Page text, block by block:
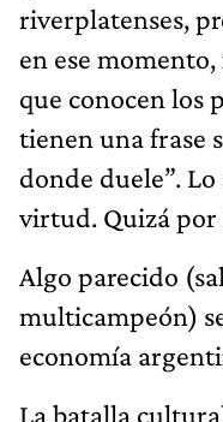
riverplatenses,
en ese
que conocen los
tienen una frase
donde duele”.
virtud. Quizá por
Algo parecido
multicampeón)
economía
La batalla